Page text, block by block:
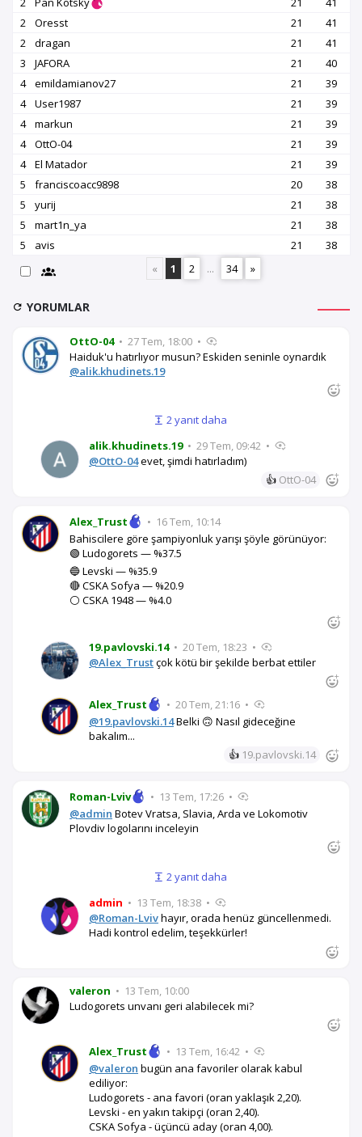
2
Oresst 21
41
2
dragan 21
41
3
JAFORA 21
40
4
emildamianov27 21
39
4
User1987 21
39
4
markun 21
39
4
OttO-04 21
39
4
El Matador 21
39
5
franciscoacc9898 20
38
5
yurij 21
38
5
mart1n_ya 21
38
5
avis 21
38
«
1 2 ... 34 »
YORUMLAR
OttO-04 • 27 Tem, 18:00 •
Haiduk'u hatırlıyor musun? Eskiden seninle oynardık
@alik.khudinets.19
2 yanıt daha
alik.khudinets.19 • 29 Tem, 09:42 •
@OttO-04evet, şimdi hatırladım)
👍 OttO-04
Alex_Trust • 16 Tem, 10:14
Bahiscilere göre şampiyonluk yarışı şöyle görünüyor:
🟢 Ludogorets — %37.5
🔵 Levski — %35.9
🔴 CSKA Sofya — %20.9
⚪ CSKA 1948 — %4.0
19.pavlovski.14 • 20 Tem, 18:23 •
@Alex_Trustçok kötü bir şekilde berbat ettiler
Alex_Trust • 20 Tem, 21:16 •
@19.pavlovski.14Belki 🙃 Nasıl gideceğine
bakalım...
👍 19.pavlovski.14
Roman-Lviv • 13 Tem, 17:26 •
@admin Botev Vratsa, Slavia, Arda ve Lokomotiv
Plovdiv logolarını inceleyin
2 yanıt daha
admin • 13 Tem, 18:38 •
@Roman-Lvivhayır, orada henüz güncellenmedi.
Hadi kontrol edelim, teşekkürler!
valeron • 13 Tem, 10:00
Ludogorets unvanı geri alabilecek mi?
Alex_Trust • 13 Tem, 16:42 •
@valeron bugün ana favoriler olarak kabul
ediliyor:
Ludogorets - ana favori (oran yaklaşık 2,20).
Levski - en yakın takipçi (oran 2,40).
CSKA Sofya - üçüncü aday (oran 4,00).